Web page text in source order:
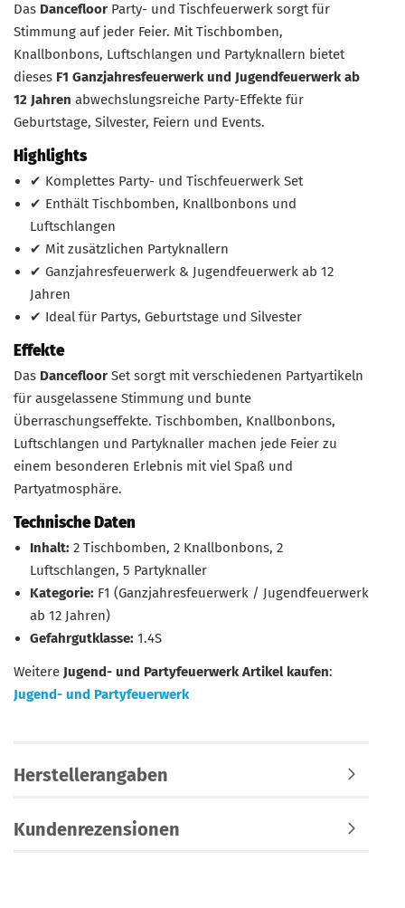
Das Dancefloor Party- und Tischfeuerwerk sorgt für
Stimmung auf jeder Feier. Mit Tischbomben,
Knallbonbons, Luftschlangen und Partyknallern bietet
dieses F1 Ganzjahresfeuerwerk und Jugendfeuerwerk ab
12 Jahren abwechslungsreiche Party-Effekte für
Geburtstage, Silvester, Feiern und Events.
Highlights
✔ Komplettes Party- und Tischfeuerwerk Set
✔ Enthält Tischbomben, Knallbonbons und
Luftschlangen
✔ Mit zusätzlichen Partyknallern
✔ Ganzjahresfeuerwerk & Jugendfeuerwerk ab 12
Jahren
✔ Ideal für Partys, Geburtstage und Silvester
Effekte
Das Dancefloor Set sorgt mit verschiedenen Partyartikeln
für ausgelassene Stimmung und bunte
Überraschungseffekte. Tischbomben, Knallbonbons,
Luftschlangen und Partyknaller machen jede Feier zu
einem besonderen Erlebnis mit viel Spaß und
Partyatmosphäre.
Technische Daten
Inhalt: 2 Tischbomben, 2 Knallbonbons, 2
Luftschlangen, 5 Partyknaller
Kategorie: F1 (Ganzjahresfeuerwerk / Jugendfeuerwerk
ab 12 Jahren)
Gefahrgutklasse: 1.4S
Weitere Jugend- und Partyfeuerwerk Artikel kaufen:
Jugend- und Partyfeuerwerk
Herstellerangaben
Kundenrezensionen